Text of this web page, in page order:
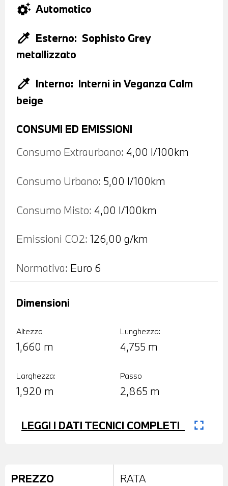
settings_suggest Automatico
colorize Esterno: Sophisto Grey
metallizzato
colorize Interno: Interni in Veganza Calm
beige
CONSUMI ED EMISSIONI
Consumo Extraurbano: 4,00 l/100km
Consumo Urbano: 5,00 l/100km
Consumo Misto: 4,00 l/100km
Emissioni CO2: 126,00 g/km
Normativa: Euro 6
Altezza
1,660 m
Lunghezza:
4,755 m
Dimensioni
Larghezza:
1,920 m
Passo
2,865 m
LEGGI I DATI TECNICI COMPLETI fullscreen
PREZZO RATA